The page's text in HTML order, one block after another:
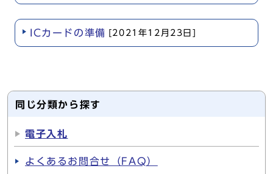
ICカードの準備 [2021年12月23日]
同じ分類から探す
電子入札
よくあるお問合せ（FAQ）